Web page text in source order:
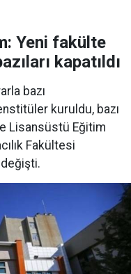
Yeni fakülte
kapatıldı
bazı
kuruldu, bazı
Lisansüstü Eğitim
Fakültesi
değişti.